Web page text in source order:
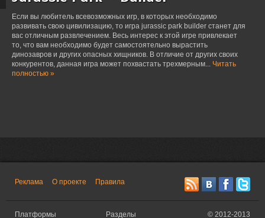
Если вы любитель всевозможных игр, в которых необходимо
развивать свою цивилизацию, то игра jurassic park builder станет для
вас отличным развлечением. Весь интерес к этой игре привлекает
то, что вам необходимо будет самостоятельно вырастить
динозавров и других опасных хищников. В отличие от других своих
конкурентов, данная игра может похвастать трехмерным... Читать
полностью »
Реклама О проекте Правила
Платформы Разделы © 2012-2013